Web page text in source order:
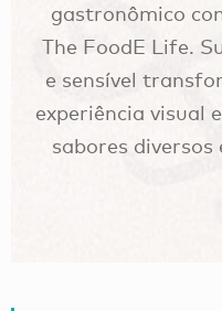
gastronômico
The FoodE Life.
e sensível
experiência visual
sabores